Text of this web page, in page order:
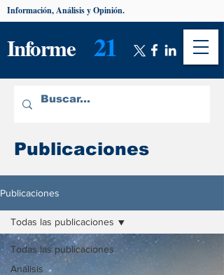
Informe 21
Información, Análisis y Opinión.
Publicaciones
Publicaciones
Todas las publicaciones
Análisis
Todas las publicaciones